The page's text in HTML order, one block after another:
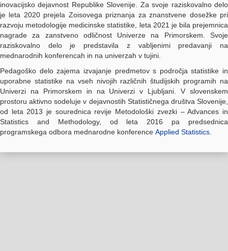
inovacijsko dejavnost Republike Slovenije. Za svoje raziskovalno delo
je leta 2020 prejela Zoisovega priznanja za znanstvene dosežke pri
razvoju metodologije medicinske statistike, leta 2021 je bila prejemnica
nagrade za zanstveno odličnost Univerze na Primorskem. Svoje
raziskovalno delo je predstavila z vabljenimi predavanji na
mednarodnih konferencah in na univerzah v tujini.
Pedagoško delo zajema izvajanje predmetov s področja statistike in
uporabne statistike na vseh nivojih različnih študijskih programih na
Univerzi na Primorskem in na Univerzi v Ljubljani. V slovenskem
prostoru aktivno sodeluje v dejavnostih Statističnega društva Slovenije,
od leta 2013 je sourednica revije Metodološki zvezki – Advances in
Statistics and Methodology, od leta 2016 pa predsednica
programskega odbora mednarodne konference Applied Statistics